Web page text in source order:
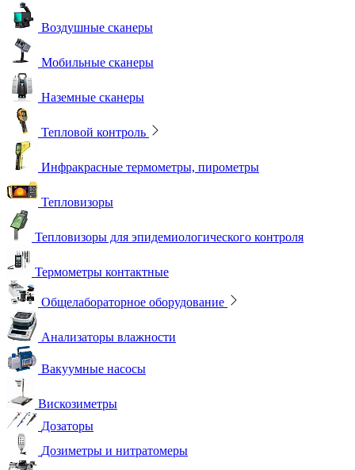
Воздушные сканеры
Мобильные сканеры
Наземные сканеры
Тепловой контроль
Инфракрасные термометры, пирометры
Тепловизоры
Тепловизоры для эпидемиологического контроля
Термометры контактные
Общелабораторное оборудование
Анализаторы влажности
Вакуумные насосы
Вискозиметры
Дозаторы
Дозиметры и нитратомеры